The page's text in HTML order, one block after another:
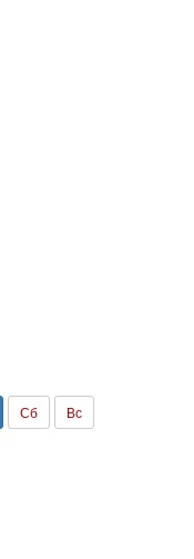
Сб Вс